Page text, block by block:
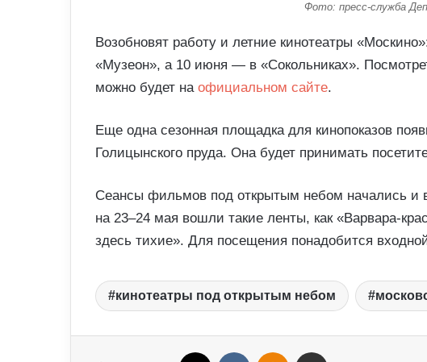
Фото: пресс-служба
Возобновят работу и летние кинотеатры
«Музеон», а 10 июня — в «Сокольниках».
можно будет на официальном сайте.
Еще одна сезонная площадка для кинопоказов
Голицынского пруда. Она будет принимать
Сеансы фильмов под открытым небом начались и
на 23–24 мая вошли такие ленты, как «Варвара-
здесь тихие». Для посещения понадобится
кинотеатры под открытым небом